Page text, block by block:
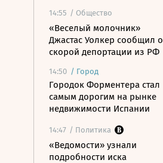
14:55 / Общество
«Веселый молочник»
Джастас Уолкер сообщил о
скорой депортации из РФ
14:50 / Город
Городок Форментера стал
самым дорогим на рынке
недвижимости Испании
14:47 / Политика
«Ведомости» узнали
подробности иска